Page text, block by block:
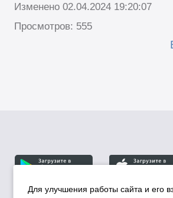
Изменено 02.04.2024 19:20:07
Просмотров: 555
Для улучшения работы сайта и его